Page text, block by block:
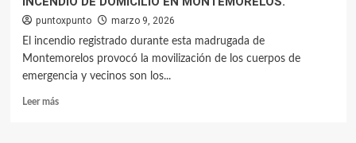
puntoxpunto marzo 9, 2026
El incendio registrado durante esta madrugada de
Montemorelos provocó la movilización de los cuerpos de
emergencia y vecinos son los...
Leer más